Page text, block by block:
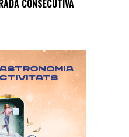
CONSECUTIVA